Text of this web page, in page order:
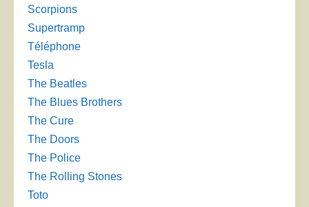
Scorpions
Supertramp
Téléphone
Tesla
The Beatles
The Blues Brothers
The Cure
The Doors
The Police
The Rolling Stones
Toto